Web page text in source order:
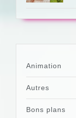
Animation
Autres
Bons plans